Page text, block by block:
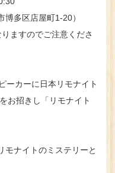
多区店屋町1-20）
ますのでご注意くださ
ーカーに日本リモナイト
お招きし「リモナイト
モナイトのミステリーと